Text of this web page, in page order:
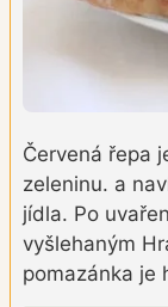
Červená řepa
zeleninu. a
jídla. Po
vyšlehaným
pomazánka je